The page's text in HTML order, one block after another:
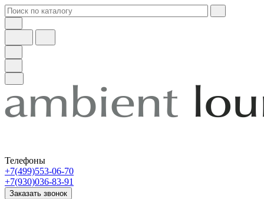
Телефоны
+7(499)553-06-70
+7(930)036-83-91
Заказать звонок